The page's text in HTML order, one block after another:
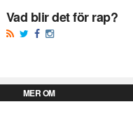
Vad blir det för rap?
MER OM